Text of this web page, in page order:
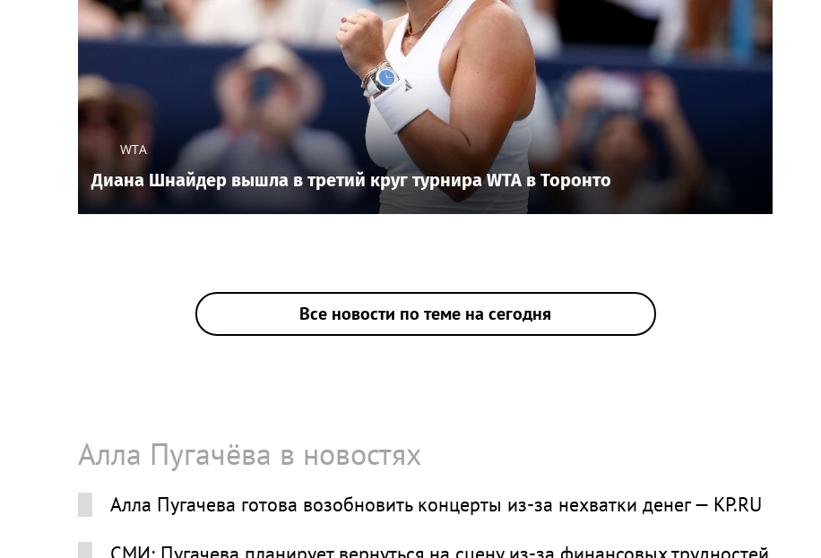
WTA
Диана Шнайдер вышла в третий круг турнира WTA в Торонто
Все новости по теме на сегодня
Алла Пугачёва в новостях
Алла Пугачева готова возобновить концерты из-за нехватки денег — KP.RU